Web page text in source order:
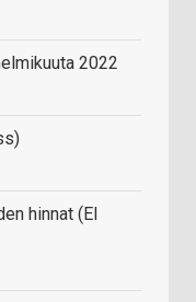
2022
hinnat (EI